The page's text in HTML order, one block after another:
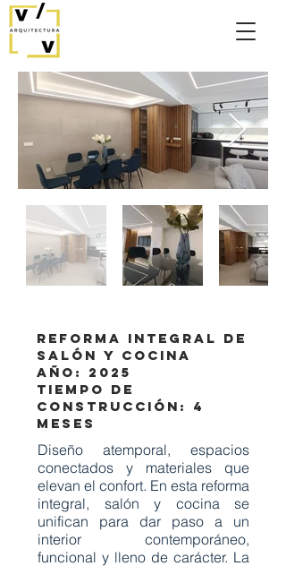
REFORMA INTEGRAL DE
SALÓN Y COCINA
AÑO: 2025
TIEMPO DE
CONSTRUCCIÓN: 4
MESES
Diseño atemporal, espacios
conectados y materiales que
elevan el confort. En esta reforma
integral, salón y cocina se
unifican para dar paso a un
interior contemporáneo,
funcional y lleno de carácter. La